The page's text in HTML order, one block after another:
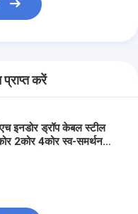
करें
इनडोर ड्रॉप केबल स्टील
2कोर 4कोर स्व-समर्थन